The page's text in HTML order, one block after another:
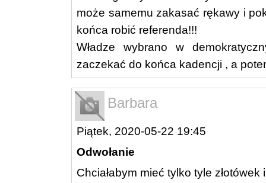
może samemu zakasać rękawy i
końca robić referenda!!!
Władze wybrano w
zaczekać do końca kadencji , a
Barbara
Piątek, 2020-05-22 19:45
Odwołanie
Chciałabym mieć tylko tyle